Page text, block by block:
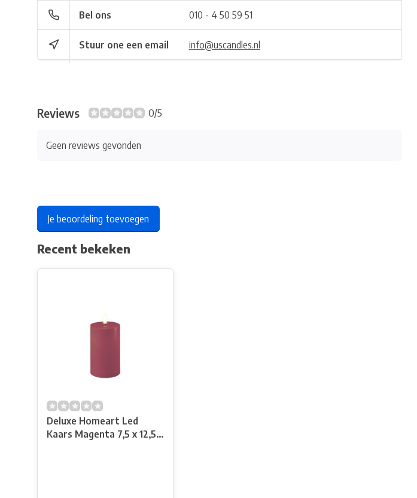
Bel ons 010 - 4 50 59 51
Stuur one een email info@uscandles.nl
Reviews 0/5
Geen reviews gevonden
Je beoordeling toevoegen
Recent bekeken
Deluxe Homeart Led
Kaars Magenta 7,5 x 12,5